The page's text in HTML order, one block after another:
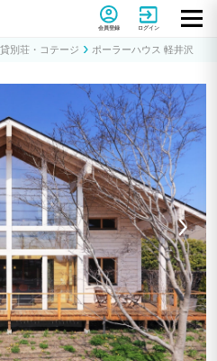
イトTABILMO(タビルモ)
会員登録 ログイン
貸別荘・コテージ ポーラーハウス 軽井沢